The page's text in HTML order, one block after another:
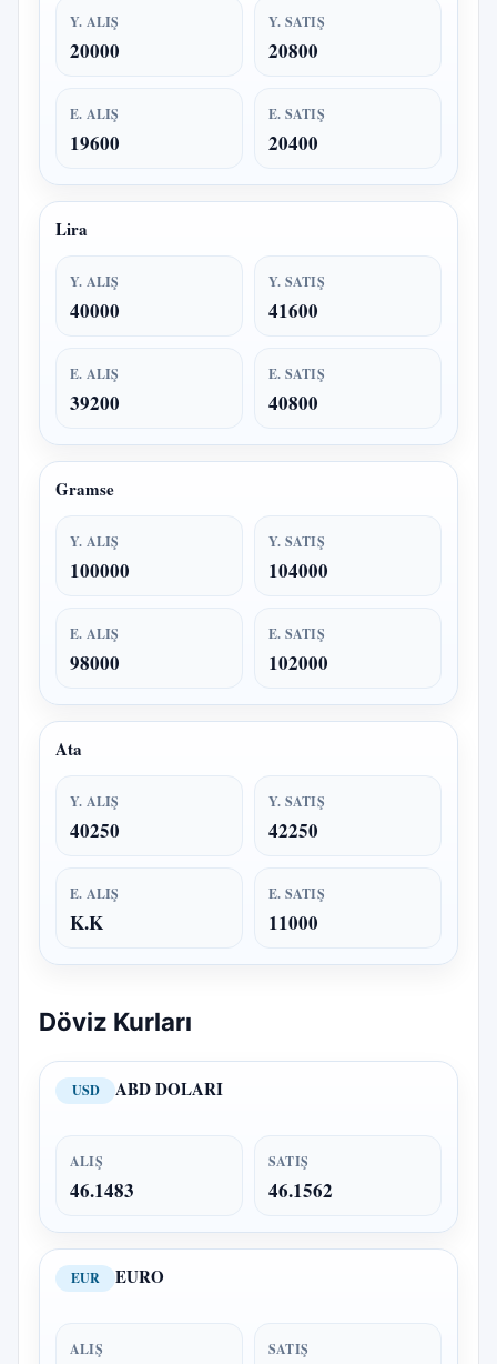
Y. ALIŞ
20000
Y. SATIŞ
20800
E. ALIŞ
19600
E. SATIŞ
20400
Lira
Y. ALIŞ
40000
Y. SATIŞ
41600
E. ALIŞ
39200
E. SATIŞ
40800
Gramse
Y. ALIŞ
100000
Y. SATIŞ
104000
E. ALIŞ
98000
E. SATIŞ
102000
Ata
Y. ALIŞ
40250
Y. SATIŞ
42250
E. ALIŞ
K.K
E. SATIŞ
11000
Döviz Kurları
USD ABD DOLARI
ALIŞ
46.1483
SATIŞ
46.1562
EUR EURO
ALIŞ SATIŞ